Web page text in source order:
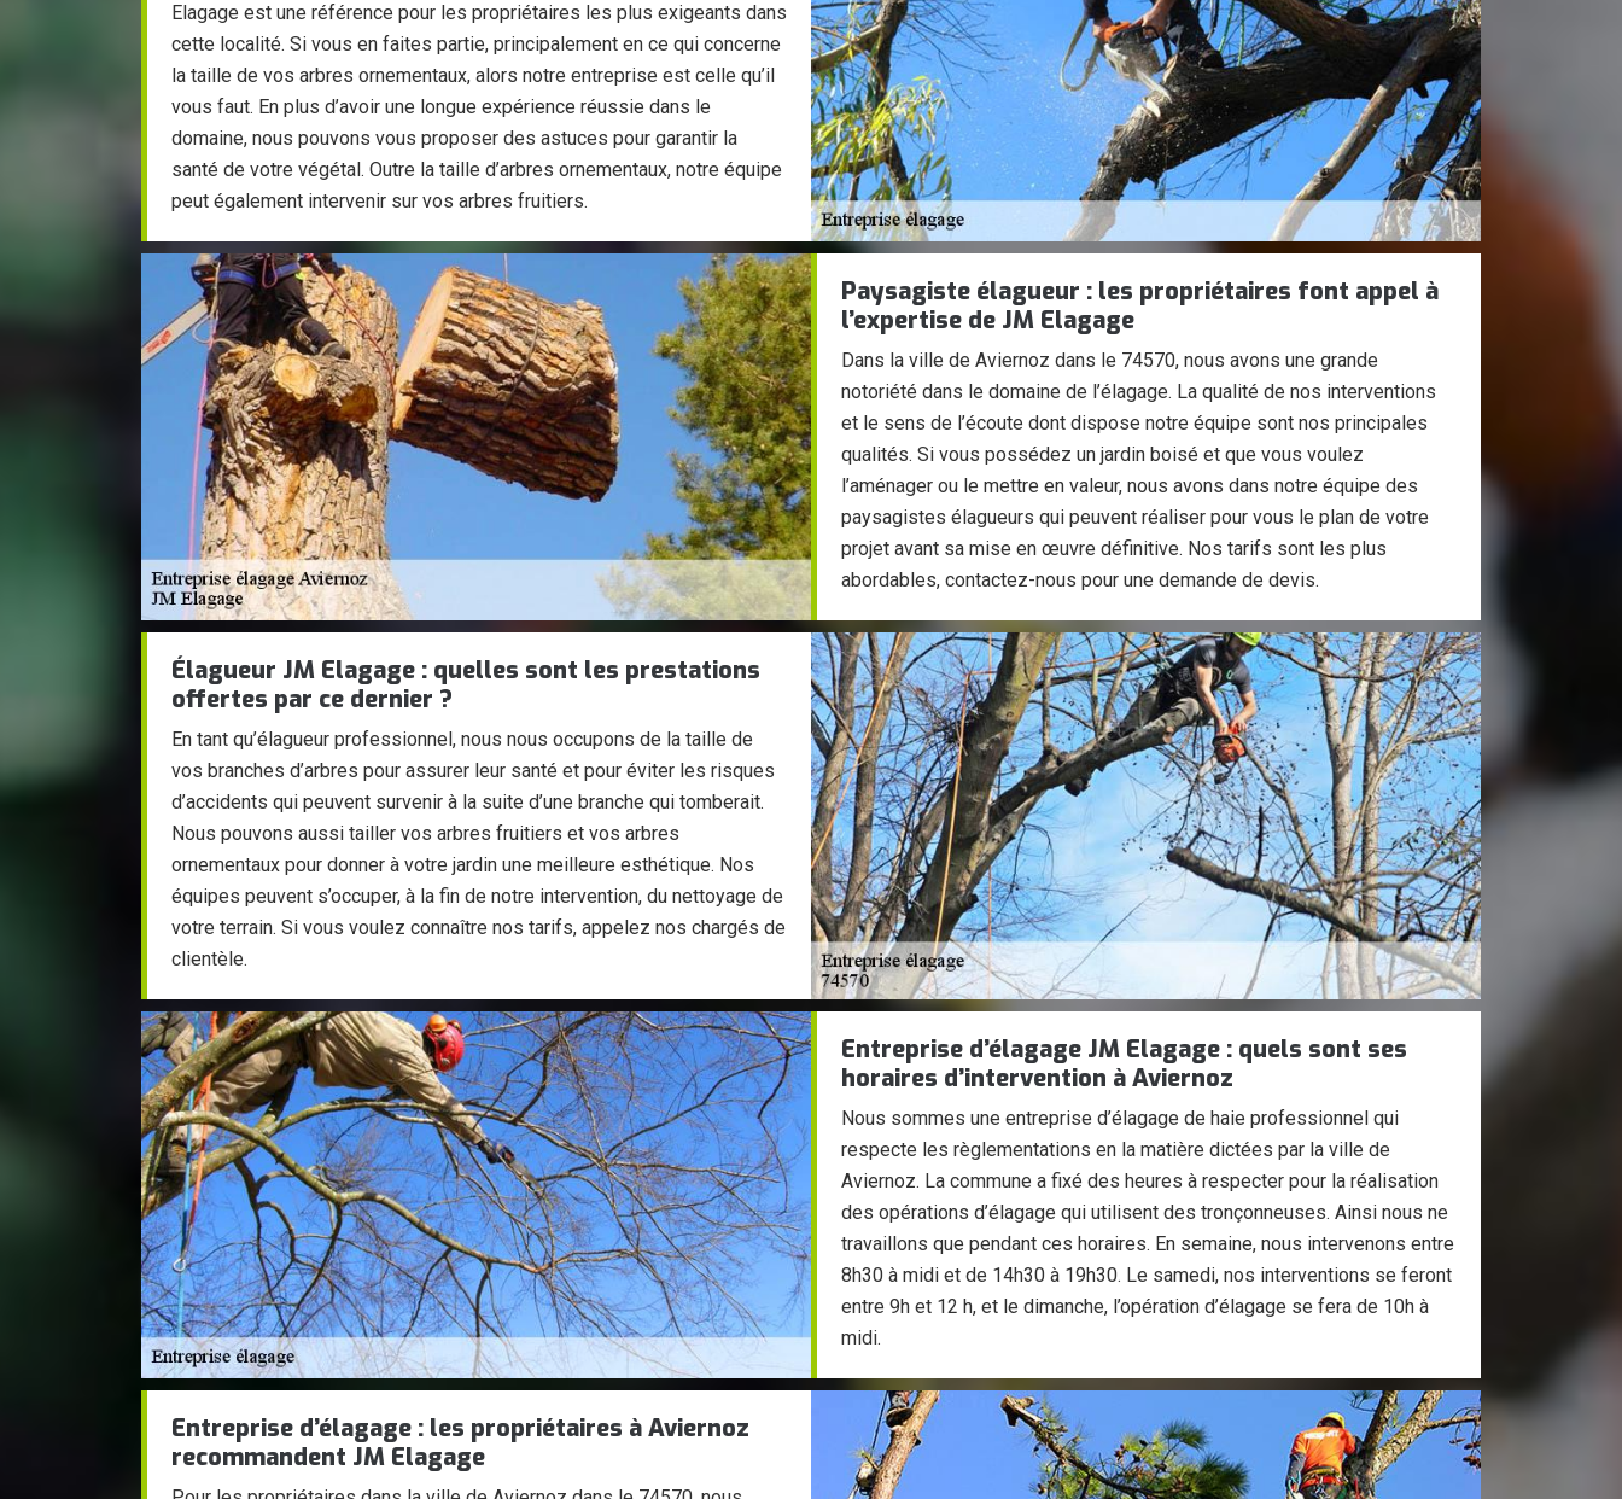
Elagage est une référence pour les propriétaires les plus exigeants dans
cette localité. Si vous en faites partie, principalement en ce qui concerne
la taille de vos arbres ornementaux, alors notre entreprise est celle qu’il
vous faut. En plus d’avoir une longue expérience réussie dans le
domaine, nous pouvons vous proposer des astuces pour garantir la
santé de votre végétal. Outre la taille d’arbres ornementaux, notre équipe
peut également intervenir sur vos arbres fruitiers.
Paysagiste élagueur : les propriétaires font appel à
l’expertise de JM Elagage
Dans la ville de Aviernoz dans le 74570, nous avons une grande
notoriété dans le domaine de l’élagage. La qualité de nos interventions
et le sens de l’écoute dont dispose notre équipe sont nos principales
qualités. Si vous possédez un jardin boisé et que vous voulez
l’aménager ou le mettre en valeur, nous avons dans notre équipe des
paysagistes élagueurs qui peuvent réaliser pour vous le plan de votre
projet avant sa mise en œuvre définitive. Nos tarifs sont les plus
abordables, contactez-nous pour une demande de devis.
Élagueur JM Elagage : quelles sont les prestations
offertes par ce dernier ?
En tant qu’élagueur professionnel, nous nous occupons de la taille de
vos branches d’arbres pour assurer leur santé et pour éviter les risques
d’accidents qui peuvent survenir à la suite d’une branche qui tomberait.
Nous pouvons aussi tailler vos arbres fruitiers et vos arbres
ornementaux pour donner à votre jardin une meilleure esthétique. Nos
équipes peuvent s’occuper, à la fin de notre intervention, du nettoyage de
votre terrain. Si vous voulez connaître nos tarifs, appelez nos chargés de
clientèle.
Entreprise d’élagage JM Elagage : quels sont ses
horaires d’intervention à Aviernoz
Nous sommes une entreprise d’élagage de haie professionnel qui
respecte les règlementations en la matière dictées par la ville de
Aviernoz. La commune a fixé des heures à respecter pour la réalisation
des opérations d’élagage qui utilisent des tronçonneuses. Ainsi nous ne
travaillons que pendant ces horaires. En semaine, nous intervenons entre
8h30 à midi et de 14h30 à 19h30. Le samedi, nos interventions se feront
entre 9h et 12 h, et le dimanche, l’opération d’élagage se fera de 10h à
midi.
Entreprise d’élagage : les propriétaires à Aviernoz
recommandent JM Elagage